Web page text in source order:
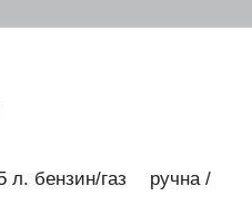
л. бензин/газ
ручна /